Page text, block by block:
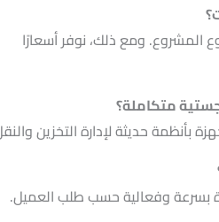
ومع ذلك، نوفر أسعارًا
متكاملة؟
حديثة لإدارة التخزين
بسرعة وفعالية حسب طلب العميل.